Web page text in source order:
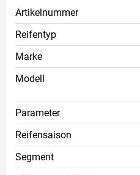
Artikelnummer
Reifentyp
Marke
Modell
Parameter
Reifensaison
Segment